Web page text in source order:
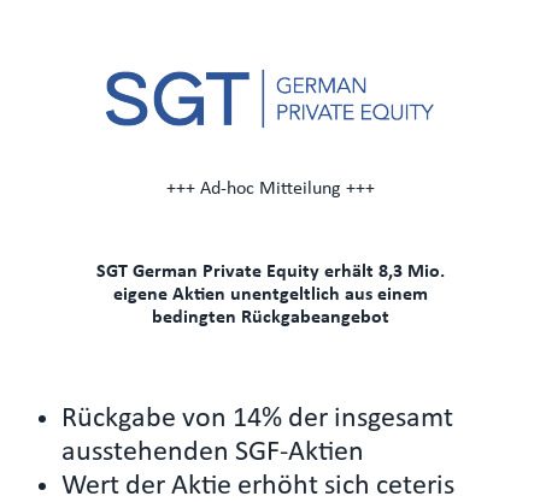
+++ Ad-hoc Mitteilung +++
SGT German Private Equity erhält 8,3 Mio.
eigene Aktien unentgeltlich aus einem
bedingten Rückgabeangebot
Rückgabe von 14% der insgesamt
ausstehenden SGF-Aktien
Wert der Aktie erhöht sich ceteris